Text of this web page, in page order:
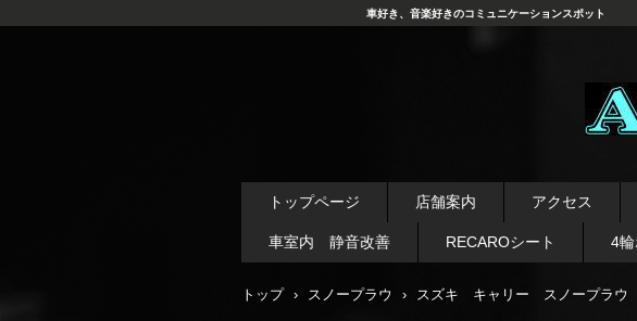
イ
車好き、音楽好きのコミュニケーションスポット
トップページ 店舗案内 アクセス
車室内 静音改善 RECAROシート 4
トップ › スノープラウ › スズキ キャリー スノープラウ